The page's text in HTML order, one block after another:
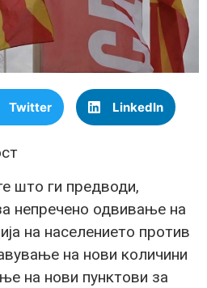
Twitter LinkedIn
што ги предводи,
непречено одвивање на
на населението против
на нови количини
на нови пунктови за